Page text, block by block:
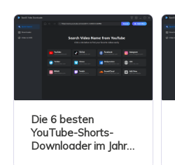
Die 6 besten
YouTube-Shorts-
Downloader im Jahr